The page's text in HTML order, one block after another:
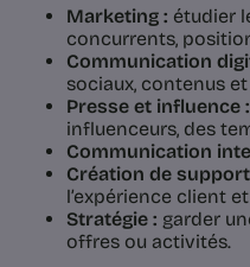
Marketing : étudier
concurrents,
Communication
sociaux, contenus
Presse et influence :
influenceurs, des
Communication
Création de
l’expérience client
Stratégie : garder
offres ou activités.